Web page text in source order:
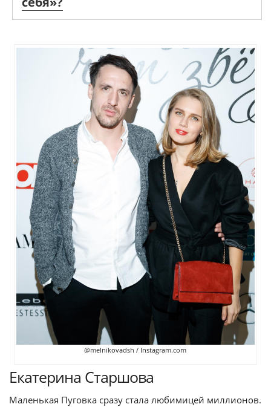
@melnikovadsh / Instagram.com
Екатерина Старшова
Маленькая Пуговка сразу стала любимицей миллионов.